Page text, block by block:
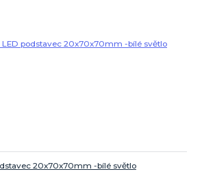
20x70x70mm -bílé světlo